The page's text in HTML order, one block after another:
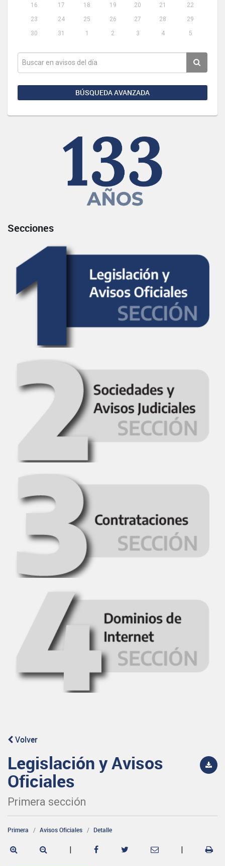
16
17 18 19 20 21
22
23
24 25 26 27 28
29
30
31 1 2 3 4 5
BÚSQUEDA AVANZADA
Secciones
Volver
Legislación y Avisos
Oficiales
Primera sección
Primera Avisos Oficiales Detalle
| |